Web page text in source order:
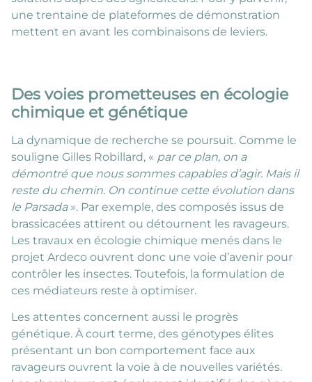
une trentaine de plateformes de démonstration
mettent en avant les combinaisons de leviers.
Des voies prometteuses en écologie
chimique et génétique
La dynamique de recherche se poursuit. Comme le
souligne Gilles Robillard, « par ce plan, on a
démontré que nous sommes capables d’agir. Mais il
reste du chemin. On continue cette évolution dans
le Parsada ». Par exemple, des composés issus de
brassicacées attirent ou détournent les ravageurs.
Les travaux en écologie chimique menés dans le
projet Ardeco ouvrent donc une voie d’avenir pour
contrôler les insectes. Toutefois, la formulation de
ces médiateurs reste à optimiser.
Les attentes concernent aussi le progrès
génétique. À court terme, des génotypes élites
présentant un bon comportement face aux
ravageurs ouvrent la voie à de nouvelles variétés.